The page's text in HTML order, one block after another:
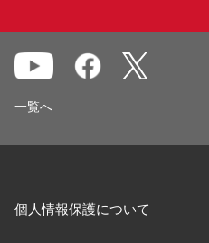
一覧へ
個人情報保護について